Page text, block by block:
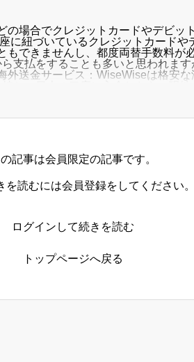
の場合でクレジットカードやデビッ
に紐づいているクレジットカードや
もできませんし、都度両替手数料が
支払をすることも多いと思われま
外送金サービス：WiseWiseは格安
記事は会員限定の記事です。
を読むには会員登録をしてください。
ログインして続きを読む
トップページへ戻る